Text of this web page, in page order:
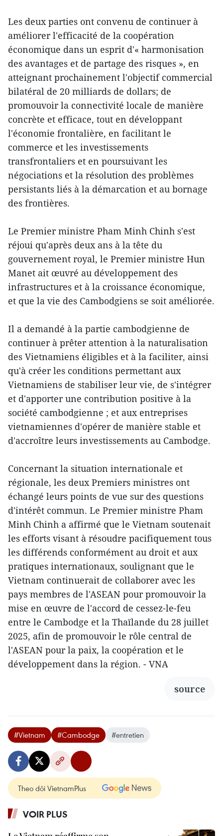
Les deux parties ont convenu de continuer à
améliorer l'efficacité de la coopération
économique dans un esprit d'« harmonisation
des avantages et de partage des risques », en
atteignant prochainement l'objectif commercial
bilatéral de 20 milliards de dollars; de
promouvoir la connectivité locale de manière
concrète et efficace, tout en développant
l'économie frontalière, en facilitant le
commerce et les investissements
transfrontaliers et en poursuivant les
négociations et la résolution des problèmes
persistants liés à la démarcation et au bornage
des frontières.
Le Premier ministre Pham Minh Chinh s'est
réjoui qu'après deux ans à la tête du
gouvernement royal, le Premier ministre Hun
Manet ait œuvré au développement des
infrastructures et à la croissance économique,
et que la vie des Cambodgiens se soit améliorée.
Il a demandé à la partie cambodgienne de
continuer à prêter attention à la naturalisation
des Vietnamiens éligibles et à la faciliter, ainsi
qu'à créer les conditions permettant aux
Vietnamiens de stabiliser leur vie, de s'intégrer
et d'apporter une contribution positive à la
société cambodgienne ; et aux entreprises
vietnamiennes d'opérer de manière stable et
d'accroître leurs investissements au Cambodge.
Concernant la situation internationale et
régionale, les deux Premiers ministres ont
échangé leurs points de vue sur des questions
d'intérêt commun. Le Premier ministre Pham
Minh Chinh a affirmé que le Vietnam soutenait
les efforts visant à résoudre pacifiquement tous
les différends conformément au droit et aux
pratiques internationaux, soulignant que le
Vietnam continuerait de collaborer avec les
pays membres de l'ASEAN pour promouvoir la
mise en œuvre de l'accord de cessez-le-feu
entre le Cambodge et la Thaïlande du 28 juillet
2025, afin de promouvoir le rôle central de
l'ASEAN pour la paix, la coopération et le
développement dans la région. - VNA
source
#Vietnam #Cambodge #entretien
Theo dõi VietnamPlus
VOIR PLUS